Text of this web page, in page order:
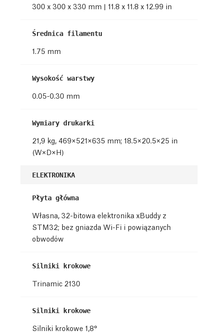
300 x 300 x 330 mm | 11.8 x 11.8 x 12.99 in
Średnica filamentu
1.75 mm
Wysokość warstwy
0.05-0.30 mm
Wymiary drukarki
21,9 kg, 469×521×635 mm; 18.5×20.5×25 in
(W×D×H)
ELEKTRONIKA
Płyta główna
Własna, 32-bitowa elektronika xBuddy z
STM32; bez gniazda Wi-Fi i powiązanych
obwodów
Silniki krokowe
Trinamic 2130
Silniki krokowe
Silniki krokowe 1,8°